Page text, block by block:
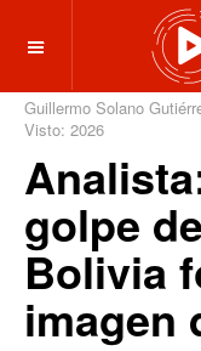
OFF CANVAS
Guillermo Solano
Visto: 2026
golpe
Bolivia
imagen